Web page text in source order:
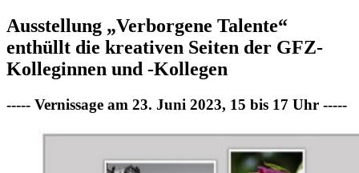
Ausstellung „Verborgene Talente“
enthüllt die kreativen Seiten der GFZ-
Kolleginnen und -Kollegen
----- Vernissage am 23. Juni 2023, 15 bis 17 Uhr -----